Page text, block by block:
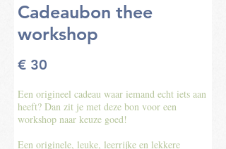
Cadeaubon thee
workshop
€ 30
Een origineel cadeau waar iemand echt iets aan
heeft? Dan zit je met deze bon voor een
workshop naar keuze goed!
Een originele, leuke, leerrijke en lekkere